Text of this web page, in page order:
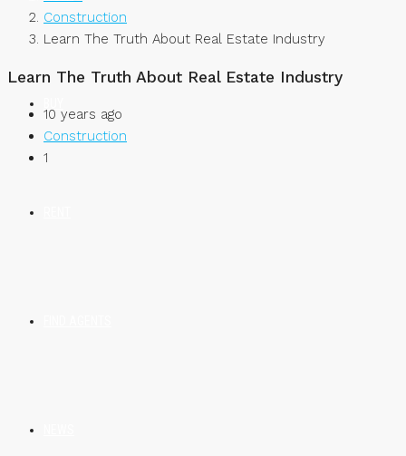
Construction
Learn The Truth About Real Estate Industry
Learn The Truth About Real Estate Industry
10 years ago
Construction
1